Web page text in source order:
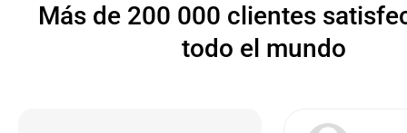
Más de 200 000 clientes
todo el mundo